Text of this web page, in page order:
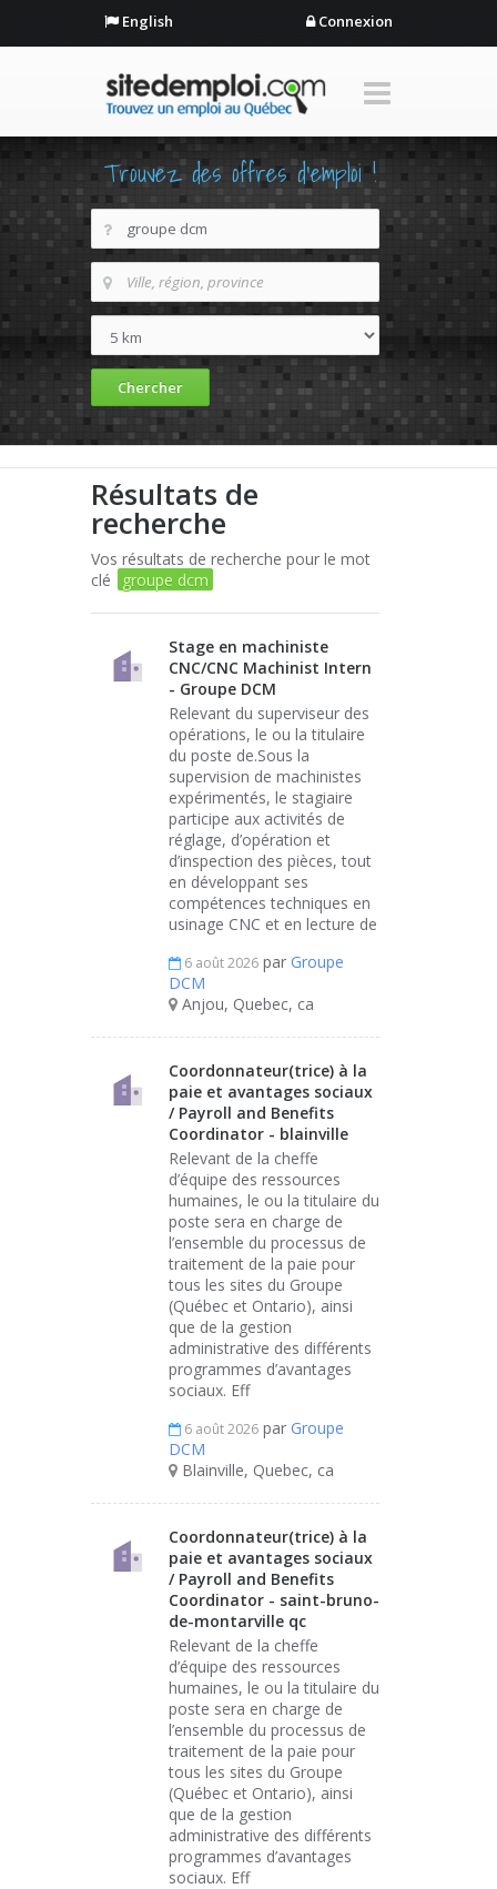
English Connexion
Trouvez des offres d'emploi !
Résultats de
recherche
Vos résultats de recherche pour le mot
clé
groupe dcm
Stage en machiniste
CNC/CNC Machinist Intern
- Groupe DCM
Relevant du superviseur des
opérations, le ou la titulaire
du poste de.Sous la
supervision de machinistes
expérimentés, le stagiaire
participe aux activités de
réglage, d’opération et
d’inspection des pièces, tout
en développant ses
compétences techniques en
usinage CNC et en lecture de
6 août 2026 par Groupe
DCM
Anjou, Quebec, ca
Coordonnateur(trice) à la
paie et avantages sociaux
/ Payroll and Benefits
Coordinator - blainville
Relevant de la cheffe
d’équipe des ressources
humaines, le ou la titulaire du
poste sera en charge de
l’ensemble du processus de
traitement de la paie pour
tous les sites du Groupe
(Québec et Ontario), ainsi
que de la gestion
administrative des différents
programmes d’avantages
sociaux. Eff
6 août 2026 par Groupe
DCM
Blainville, Quebec, ca
Coordonnateur(trice) à la
paie et avantages sociaux
/ Payroll and Benefits
Coordinator - saint-bruno-
de-montarville qc
Relevant de la cheffe
d’équipe des ressources
humaines, le ou la titulaire du
poste sera en charge de
l’ensemble du processus de
traitement de la paie pour
tous les sites du Groupe
(Québec et Ontario), ainsi
que de la gestion
administrative des différents
programmes d’avantages
sociaux. Eff